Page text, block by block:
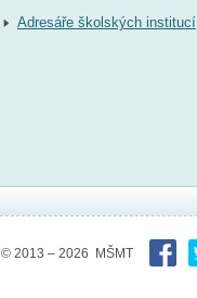
Adresáře školských institucí
© 2013 – 2026 MŠMT